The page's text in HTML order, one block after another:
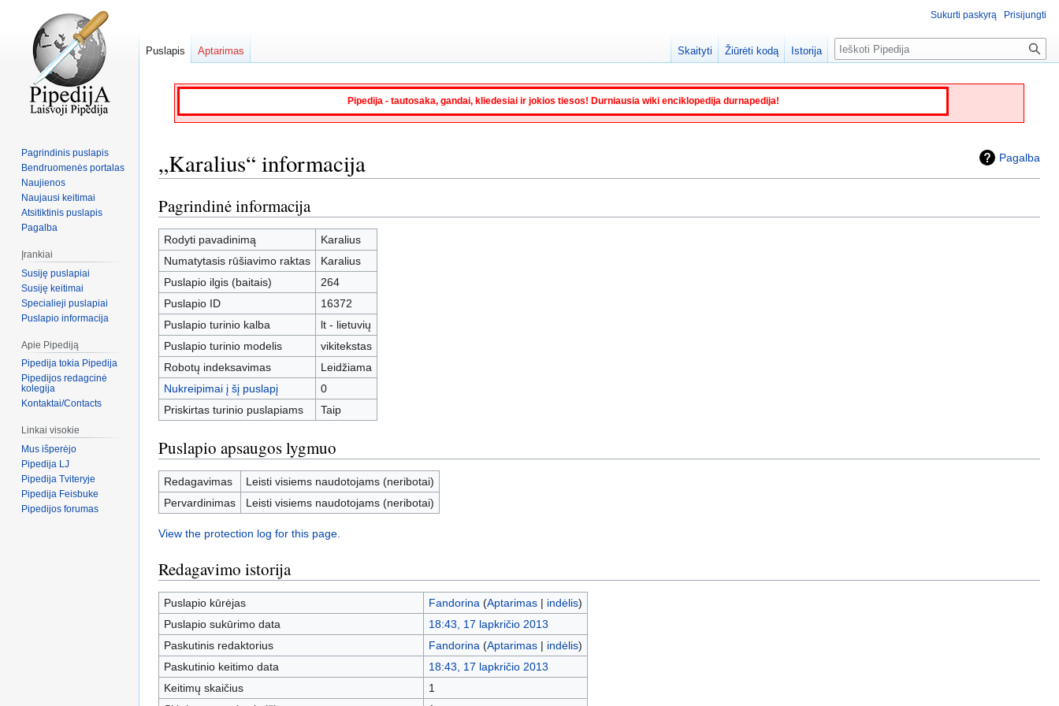
Pipedija - tautosaka, gandai, kliedesiai ir jokios tiesos! Durniausia wiki enciklopedija durnapedija!
Pagalba
„Karalius“ informacija
Jump
to
navigation
Jump
to
search
Pagrindinė informacija
Rodyti pavadinimą
Karalius
Numatytasis rūšiavimo raktas
Karalius
Puslapio ilgis (baitais)
264
Puslapio ID
16372
Puslapio turinio kalba
lt - lietuvių
Puslapio turinio modelis
vikitekstas
Robotų indeksavimas
Leidžiama
Nukreipimai į šį puslapį
0
Priskirtas turinio puslapiams
Taip
Puslapio apsaugos lygmuo
Redagavimas
Leisti visiems naudotojams (neribotai)
Pervardinimas
Leisti visiems naudotojams (neribotai)
View the protection log for this page.
Redagavimo istorija
Puslapio kūrėjas Fandorina (Aptarimas| indėlis)
Puslapio sukūrimo data
18:43, 17 lapkričio 2013
Paskutinis redaktorius
Fandorina (Aptarimas| indėlis)
Paskutinio keitimo data
18:43, 17 lapkričio 2013
Keitimų skaičius
1
Sukurti paskyrą Prisijungti
Puslapis Aptarimas Skaityti Žiūrėti kodą Istorija Paieška
Pagrindinis puslapis
Bendruomenės portalas
Naujienos
Naujausi keitimai
Atsitiktinis puslapis
Pagalba
Įrankiai
Susiję puslapiai
Susiję keitimai
Specialieji puslapiai
Puslapio informacija
Apie Pipediją
Pipedija tokia Pipedija
Pipedijos redagcinė
kolegija
Kontaktai/Contacts
Linkai visokie
Mus išperėjo
Pipedija LJ
Pipedija Tviteryje
Pipedija Feisbuke
Pipedijos forumas